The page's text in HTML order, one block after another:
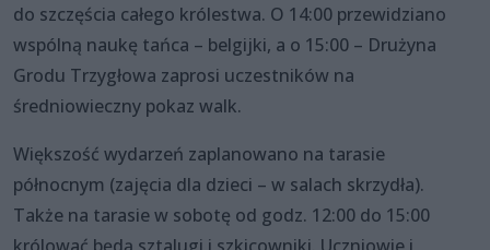
do szczęścia całego królestwa. O 14:00 przewidziano
wspólną naukę tańca – belgijki, a o 15:00 – Drużyna
Grodu Trzygłowa zaprosi uczestników na
średniowieczny pokaz walk.
Większość wydarzeń zaplanowano na tarasie
północnym (zajęcia dla dzieci – w salach skrzydła).
Także na tarasie w sobotę od godz. 12:00 do 15:00